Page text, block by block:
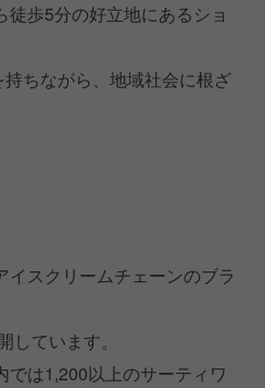
徒歩5分の好立地にあるショ
ちながら、地域社会に根ざ
スクリームチェーンのブラ
ています。
は1,200以上のサーティワ